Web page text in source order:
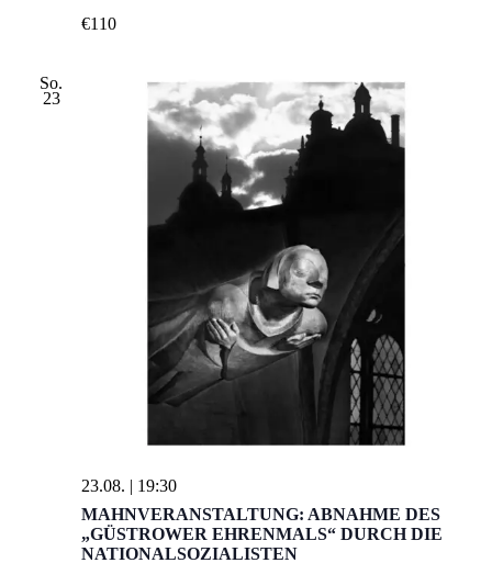
€110
So.
23
MAHNVERANSTALTUNG: ABNAHME DES
„GÜSTROWER EHRENMALS“ DURCH DIE
NATIONALSOZIALISTEN
23.08. | 19:30